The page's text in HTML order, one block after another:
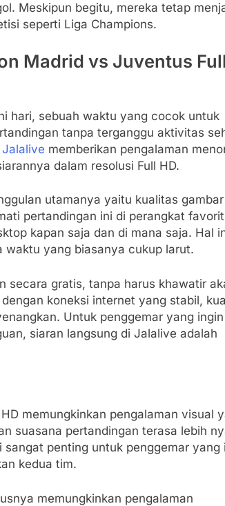
Meskipun begitu, mereka tetap
seperti Liga Champions.
Madrid vs Juventus Full
hari, sebuah waktu yang cocok untuk
tanpa terganggu aktivitas
Jalalive memberikan pengalaman
dalam resolusi Full HD.
utamanya yaitu kualitas
pertandingan ini di perangkat favorit
kapan saja dan di mana saja. Hal
waktu yang biasanya cukup larut.
secara gratis, tanpa harus khawatir
koneksi internet yang stabil,
Untuk penggemar yang ingin
siaran langsung di Jalalive adalah
memungkinkan pengalaman visual
suasana pertandingan terasa lebih
penting untuk penggemar yang
kedua tim.
memungkinkan pengalaman